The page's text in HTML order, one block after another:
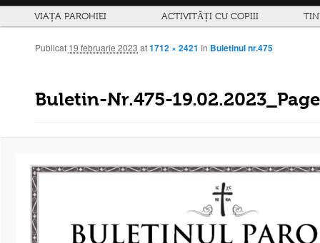
VIAȚA PAROHIEI ACTIVITĂȚI CU COPIII
Navigare prin imagini
Buletin-Nr.475-
Publicat 19 februarie 2023 at1712 × 2421 în Buletinul nr.475